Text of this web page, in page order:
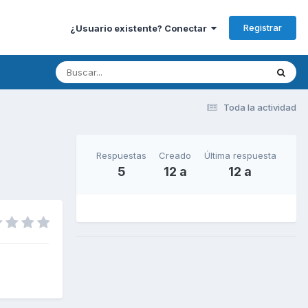
¿Usuario existente? Conectar Registrar
Toda la actividad
Respuestas
5
Creado
12 a
Última respuesta
12 a